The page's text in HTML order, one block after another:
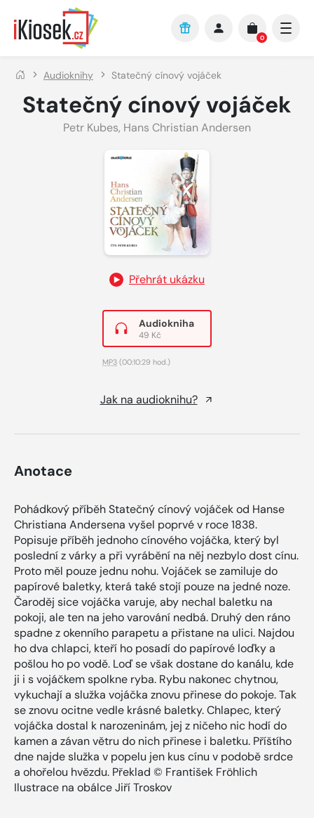
Přejít na hlavní obsah
0
Audioknihy Statečný cínový vojáček
Statečný cínový vojáček
Petr Kubes, Hans Christian Andersen
Přehrát ukázku
Audiokniha
49 Kč
MP3 (00:10:29 hod.)
Jak na audioknihu?
Anotace
Pohádkový příběh Statečný cínový vojáček od Hanse
Christiana Andersena vyšel poprvé v roce 1838.
Popisuje příběh jednoho cínového vojáčka, který byl
poslední z várky a při vyrábění na něj nezbylo dost cínu.
Proto měl pouze jednu nohu. Vojáček se zamiluje do
papírové baletky, která také stojí pouze na jedné noze.
Čaroděj sice vojáčka varuje, aby nechal baletku na
pokoji, ale ten na jeho varování nedbá. Druhý den ráno
spadne z okenního parapetu a přistane na ulici. Najdou
ho dva chlapci, kteří ho posadí do papírové loďky a
pošlou ho po vodě. Loď se však dostane do kanálu, kde
ji i s vojáčkem spolkne ryba. Rybu nakonec chytnou,
vykuchají a služka vojáčka znovu přinese do pokoje. Tak
se znovu ocitne vedle krásné baletky. Chlapec, který
vojáčka dostal k narozeninám, jej z ničeho nic hodí do
kamen a závan větru do nich přinese i baletku. Příštího
dne najde služka v popelu jen kus cínu v podobě srdce
a ohořelou hvězdu. Překlad © František Fröhlich
Ilustrace na obálce Jiří Troskov